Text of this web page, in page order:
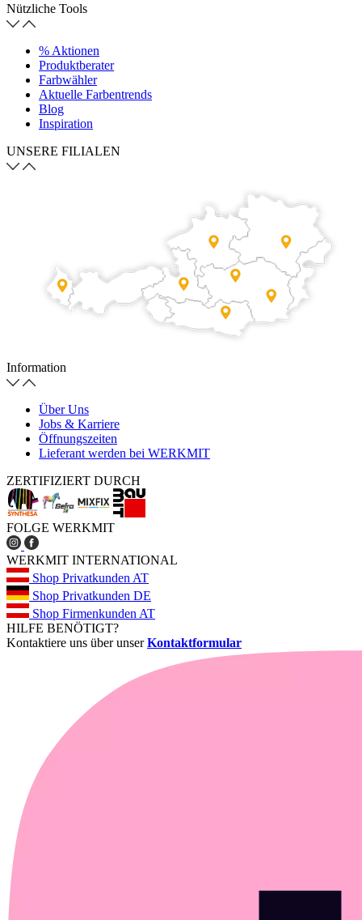
Nützliche Tools
% Aktionen
Produktberater
Farbwähler
Aktuelle Farbentrends
Blog
Inspiration
UNSERE FILIALEN
Information
Über Uns
Jobs & Karriere
Öffnungszeiten
Lieferant werden bei WERKMIT
ZERTIFIZIERT DURCH
FOLGE WERKMIT
WERKMIT INTERNATIONAL
Shop Privatkunden AT
Shop Privatkunden DE
Shop Firmenkunden AT
HILFE BENÖTIGT?
Kontaktiere uns über unserKontaktformular